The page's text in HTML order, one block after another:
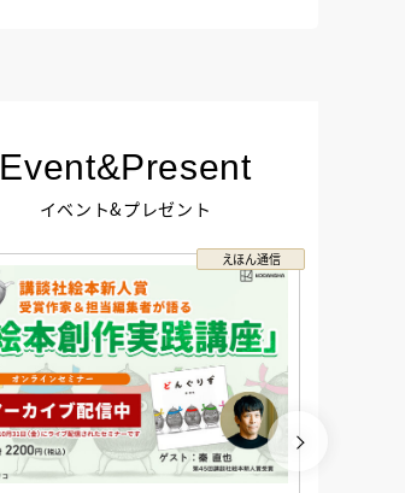
Event&Present
イベント&プレゼント
えほん通信